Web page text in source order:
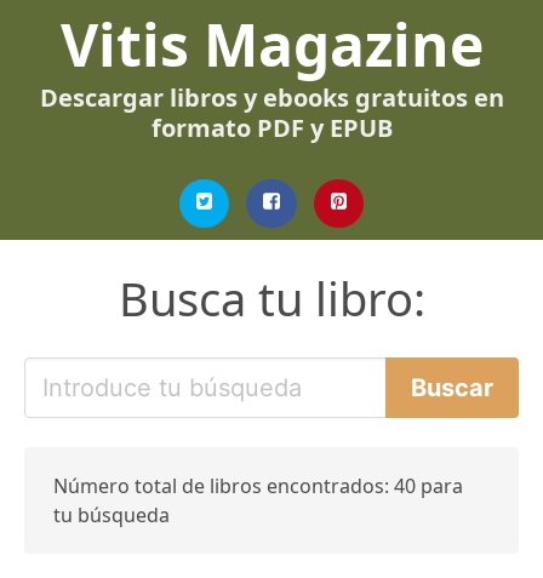
Vitis Magazine
Descargar libros y ebooks gratuitos en
formato PDF y EPUB
Busca tu libro:
Número total de libros encontrados: 40 para
tu búsqueda